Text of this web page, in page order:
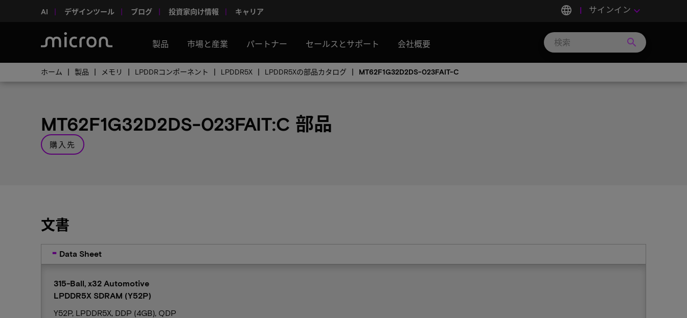
AI デザインツール ブログ 投資家向け情報 キャリア language サインイン keyboard_arrow_down
製品 市場と産業 パートナー セールスとサポート 会社概要 search
ホーム 製品 メモリ LPDDRコンポーネント LPDDR5X LPDDR5Xの部品カタログ MT62F1G32D2DS-023FAIT-C
MT62F1G32D2DS-023FAIT:C 部品
購入先
文書
Data Sheet
315-Ball, x32 Automotive
LPDDR5X SDRAM (Y52P)
Y52P, LPDDR5X, DDP (4GB), QDP